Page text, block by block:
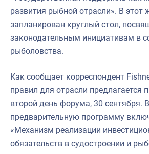
развития рыбной отрасли». В этот
запланирован круглый стол,
законодательным инициативам в
рыболовства.
Как сообщает корреспондент
правил для отрасли предлагается
второй день форума, 30 сентября. В
предварительную программу
«Механизм реализации
обязательств в судостроении и